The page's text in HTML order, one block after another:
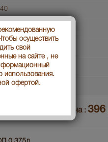
40
VSOP
32900
Дистиллерия де Матха
Только самовывоз
Цена : 396
осуществить
свой
на сайте , не
использования.
офертой.